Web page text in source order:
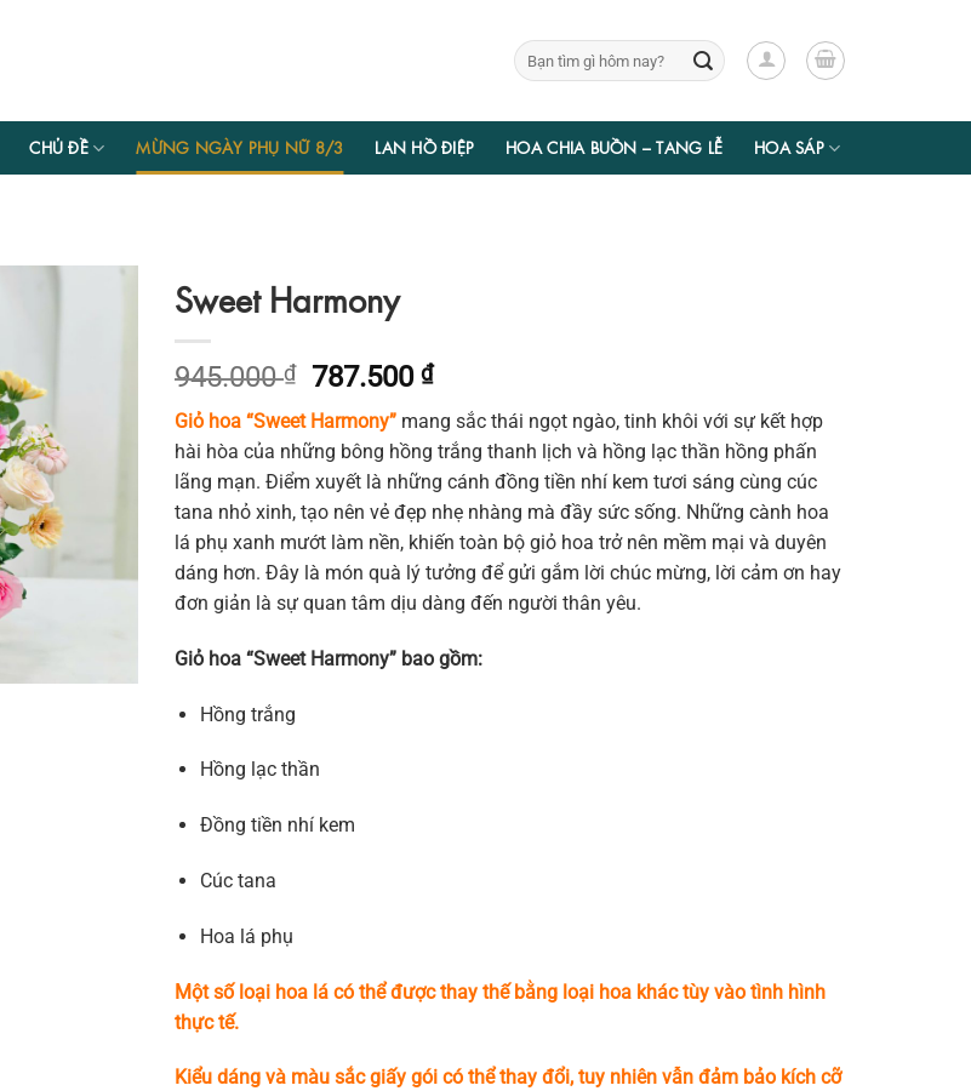
Tìm
kiếm:
CHỦ ĐỀ MỪNG NGÀY PHỤ NỮ 8/3 LAN HỒ ĐIỆP HOA CHIA BUỒN – TANG LỄ HOA SÁP
Sweet Harmony
945.000₫
Giá
gốc
là:
945.000 ₫.
787.500₫Giá
hiện
tại
là:
787.500 ₫.
Giỏ hoa “Sweet Harmony” mang sắc thái ngọt ngào, tinh khôi với sự kết hợp
hài hòa của những bông hồng trắng thanh lịch và hồng lạc thần hồng phấn
lãng mạn. Điểm xuyết là những cánh đồng tiền nhí kem tươi sáng cùng cúc
tana nhỏ xinh, tạo nên vẻ đẹp nhẹ nhàng mà đầy sức sống. Những cành hoa
lá phụ xanh mướt làm nền, khiến toàn bộ giỏ hoa trở nên mềm mại và duyên
dáng hơn. Đây là món quà lý tưởng để gửi gắm lời chúc mừng, lời cảm ơn hay
đơn giản là sự quan tâm dịu dàng đến người thân yêu.
Giỏ hoa “Sweet Harmony” bao gồm:
Hồng trắng
Hồng lạc thần
Đồng tiền nhí kem
Cúc tana
Hoa lá phụ
Một số loại hoa lá có thể được thay thế bằng loại hoa khác tùy vào tình hình
thực tế.
Kiểu dáng và màu sắc giấy gói có thể thay đổi, tuy nhiên vẫn đảm bảo kích cỡ